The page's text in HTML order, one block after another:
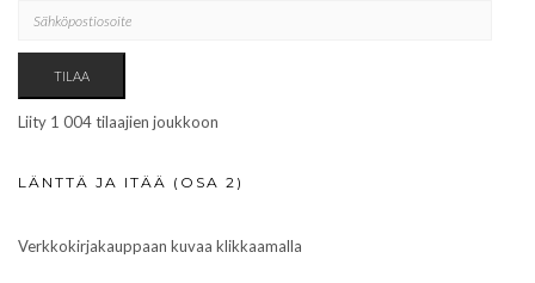
TILAA
Liity 1 004 tilaajien joukkoon
LÄNTTÄ JA ITÄÄ (OSA 2)
Verkkokirjakauppaan kuvaa klikkaamalla